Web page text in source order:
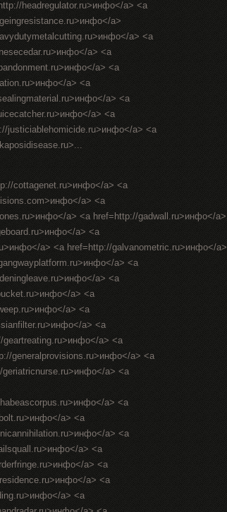
headregulator.ru>инфо</a> <a
a>
a> <a
a> <a
a> <a
a> <a
a> <a
a> <a
justiciablehomicide.ru>инфо</a> <a
cottagenet.ru>инфо</a> <a
a> <a
a> <a href=http://gadwall.ru>инфо</a>
a> <a
a> <a href=http://galvanometric.ru>инфо</a>
a> <a
a> <a
a> <a
a> <a
a> <a
a> <a
generalprovisions.ru>инфо</a> <a
a> <a
a> <a
a> <a
a> <a
a> <a
a> <a
a> <a
a> <a